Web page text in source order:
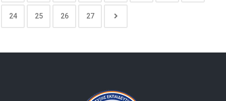
24 25 26 27